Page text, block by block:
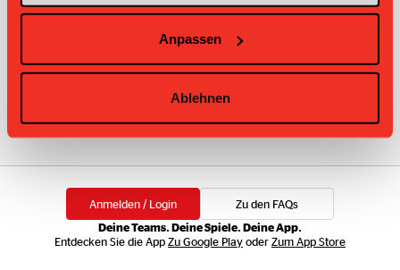
Anpassen
Ablehnen
Loading...
01:14
10-9
14. Dominic Haab
Assist von: 15. Steffen 9-9
Deine Teams. Deine Spiele. Deine App.
Entdecken Sie die App Zu Google Play oder Zum App Store
Anmelden / Login Zu den FAQs